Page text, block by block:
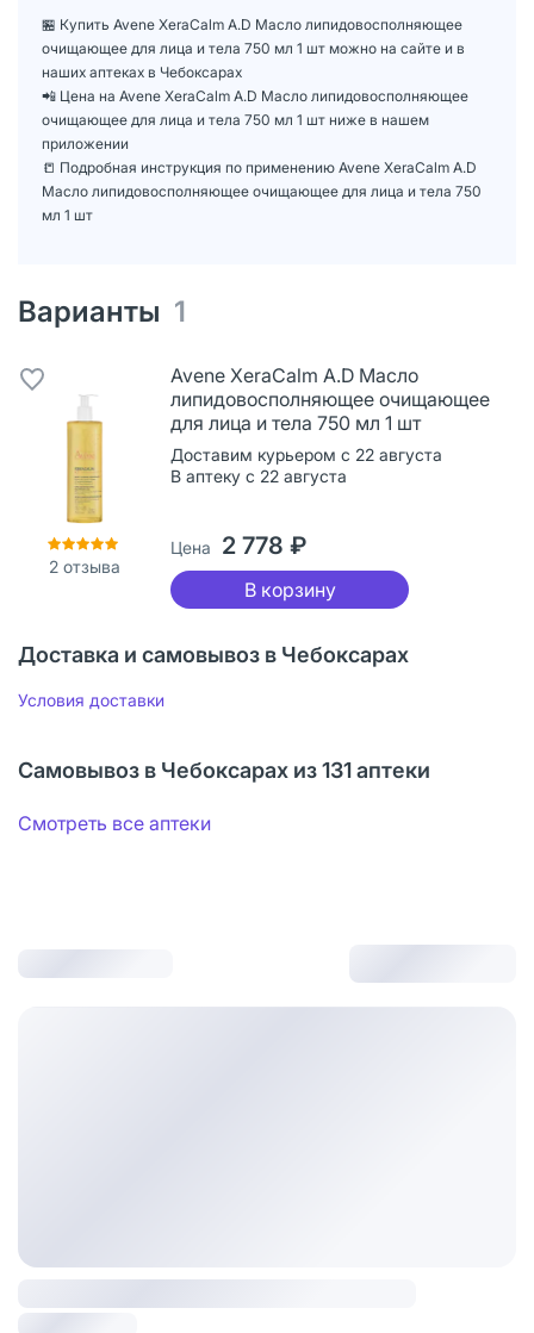
🏪 Купить Avene XeraCalm A.D Масло липидовосполняющее
очищающее для лица и тела 750 мл 1 шт можно на сайте и в
наших аптеках в Чебоксарах
📲 Цена на Avene XeraCalm A.D Масло липидовосполняющее
очищающее для лица и тела 750 мл 1 шт ниже в нашем
приложении
📒 Подробная инструкция по применению Avene XeraCalm A.D
Масло липидовосполняющее очищающее для лица и тела 750
мл 1 шт
Варианты 1
2 отзыва
Avene XeraCalm A.D Масло
липидовосполняющее очищающее
для лица и тела 750 мл 1 шт
Доставим курьером с 22 августа
В аптеку с 22 августа
Цена 2 778 ₽
В корзину
Доставка и самовывоз в Чебоксарах
Условия доставки
Самовывоз в Чебоксарах из 131 аптеки
Смотреть все аптеки